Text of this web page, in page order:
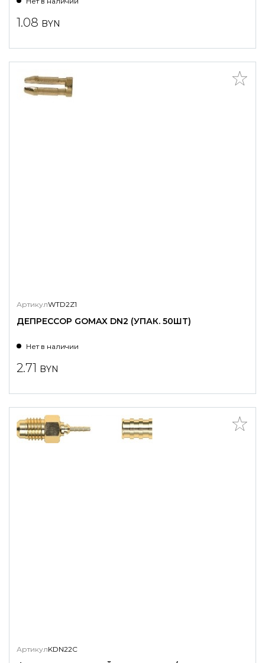
1.08 BYN
АртикулWTD2Z1
ДЕПРЕССОР GOMAX DN2 (УПАК. 50ШТ)
Нет в наличии
2.71 BYN
АртикулKDN22C